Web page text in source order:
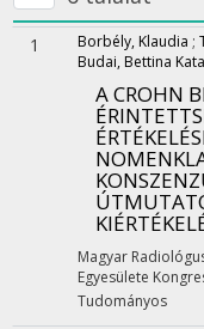
1 Borbély, Klaudia ;
Budai, Bettina
A CROHN
Magyar
Egyesülete
Tudományos